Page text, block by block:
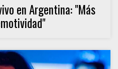
en Argentina: "Más